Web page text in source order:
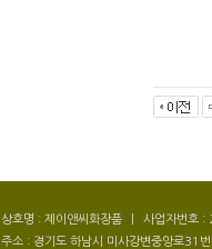
상호명 : 제이앤씨화장품 사업자번호
주소 : 경기도 하남시 미사강변중앙로31